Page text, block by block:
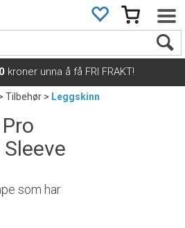
kroner unna å få FRI FRAKT!
Tilbehør> Leggskinn
som har